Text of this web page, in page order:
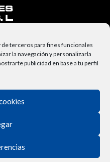
de terceros para fines funcionales
la navegación y personalizarla
publicidad en base a tu perfil